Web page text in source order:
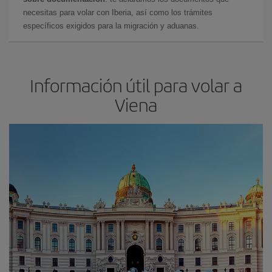
necesitas para volar con Iberia, así como los trámites
específicos exigidos para la migración y aduanas.
Información útil para volar a
Viena